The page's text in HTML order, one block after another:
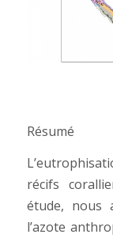
Résumé
récifs
étude, nous
l’azote